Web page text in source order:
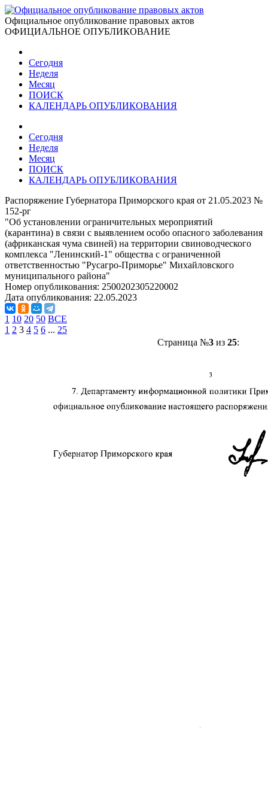
Официальное опубликование правовых актов
ОФИЦИАЛЬНОЕ ОПУБЛИКОВАНИЕ
Сегодня
Неделя
Месяц
ПОИСК
КАЛЕНДАРЬ ОПУБЛИКОВАНИЯ
Сегодня
Неделя
Месяц
ПОИСК
КАЛЕНДАРЬ ОПУБЛИКОВАНИЯ
Распоряжение Губернатора Приморского края от 21.05.2023 №
152-рг
"Об установлении ограничительных мероприятий
(карантина) в связи с выявлением особо опасного заболевания
(африканская чума свиней) на территории свиноводческого
комплекса "Ленинский-1" общества с ограниченной
ответственностью "Русагро-Приморье" Михайловского
муниципального района"
Номер опубликования: 2500202305220002
Дата опубликования: 22.05.2023
1 10 20 50 ВСЕ
1 2 3 4 5 6 ... 25
Страница №3из 25: